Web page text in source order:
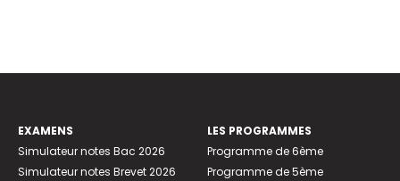
EXAMENS
Simulateur notes Bac 2026
Simulateur notes Brevet 2026
LES PROGRAMMES
Programme de 6ème
Programme de 5ème